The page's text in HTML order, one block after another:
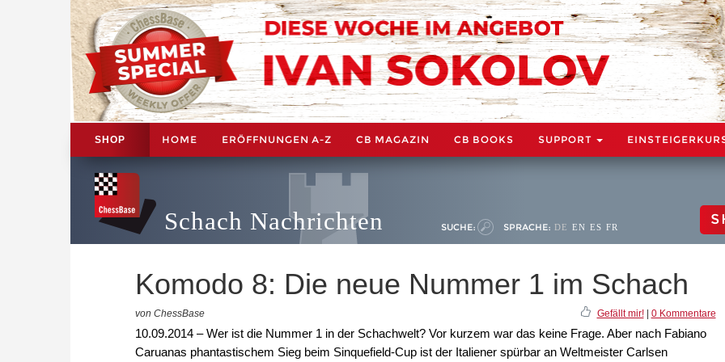
SHOP HOME ERÖFFNUNGEN A-Z CB MAGAZIN CB BOOKS SUPPORT
Schach Nachrichten SUCHE: SPRACHE: DE EN ES FR
Komodo 8: Die neue Nummer 1 im Schach
von ChessBase Gefällt mir!| 0 Kommentare
10.09.2014 – Wer ist die Nummer 1 in der Schachwelt? Vor kurzem war das keine Frage. Aber nach Fabiano
Caruanas phantastischem Sieg beim Sinquefield-Cup ist der Italiener spürbar an Weltmeister Carlsen